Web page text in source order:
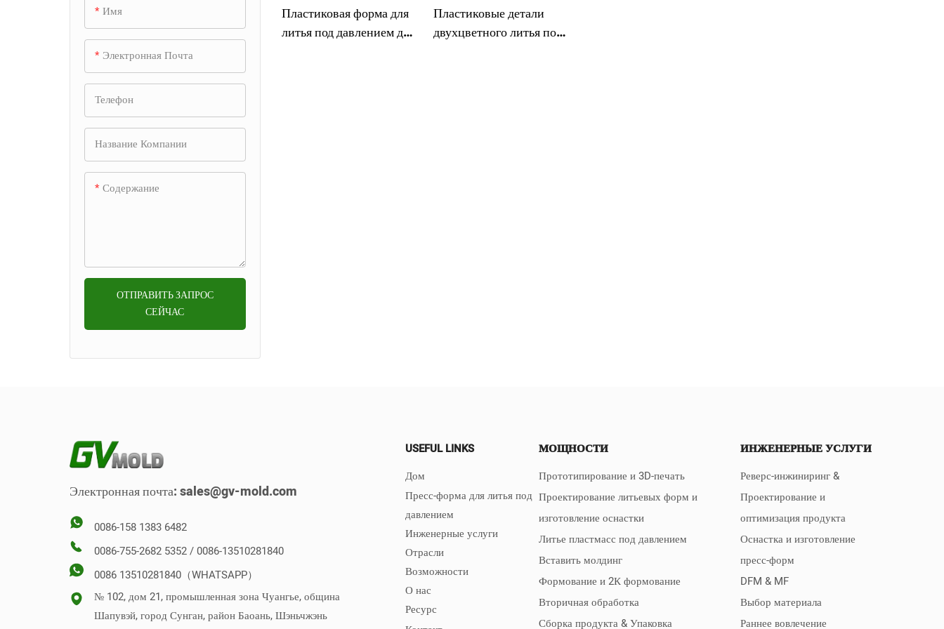
Форма для пылесоса
Форма для подметальной
машины
Пресс-форма для деталей
электроники
Форма для зарядки
беспроводных наушников
Пресс-форма для
Пресс-форма для корпуса
камеры
Форма для корпуса
Форма корпуса мыши
Промышленная литьевая
форма
Пресс-форма для принтера
先不要
Пластиковая форма для
шестерен
устройства
Пресс-форма для деталей
торгового автомата
Автомобильная литьевая
Пресс-форма для
автомобильной двери
Автоматическая световая
Форма для автомобильного
зеркала заднего вида
Пресс-форма для литья
посуды
Форма для мусорного
кофейников
Пресс-форма для
выдвижных ящиков
Форма для сиденья унитаза
Одиночная & многоместная
бегуна
2К Плесень
Формовочная форма
Стек Плесень
Имя
Электронная Почта
Телефон
Название Компании
Содержание
ОТПРАВИТЬ ЗАПРОС
СЕЙЧАС
Пластиковая форма для
литья под давлением для
Пластиковые детали
двухцветного литья под
Электронная почта:sales@gv-mold.com
0086-158 1383 6482
0086-755-2682 5352 / 0086-13510281840
0086 13510281840（WHATSAPP）
№ 102, дом 21, промышленная зона Чуангье, община
Шапувэй, город Сунган, район Баоань, Шэньчжэнь
USEFUL LINKS
Дом
Пресс-форма для литья под
давлением
Инженерные услуги
Отрасли
Возможности
О нас
Ресурс
МОЩНОСТИ
Прототипирование и 3D-печать
Проектирование литьевых форм и
изготовление оснастки
Литье пластмасс под давлением
Вставить молдинг
Формование и 2К формование
Вторичная обработка
Сборка продукта & Упаковка
ИНЖЕНЕРНЫЕ УСЛУГИ
Реверс-инжиниринг &
Проектирование и
оптимизация продукта
Оснастка и изготовление
пресс-форм
DFM & MF
Выбор материала
Раннее вовлечение